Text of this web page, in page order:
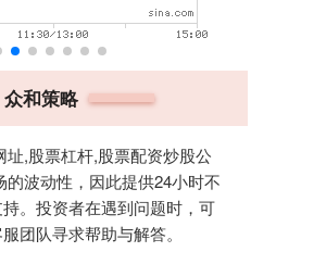
众和策略
,股票杠杆,股票配资炒股公
波动性，因此提供24小时不
。投资者在遇到问题时，可
团队寻求帮助与解答。